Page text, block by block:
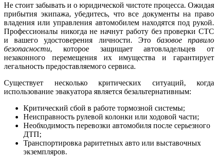
Не стоит забывать и о юридической чистоте процесса. Ожидая
прибытия экипажа, убедитесь, что все документы на право
владения или управления автомобилем находятся под рукой.
Профессионалы никогда не начнут работу без проверки СТС
и вашего удостоверения личности. Это базовое правило
безопасности, которое защищает автовладельцев от
незаконного перемещения их имущества и гарантирует
легальность предоставляемого сервиса.
Существует несколько критических ситуаций, когда
использование эвакуатора является безальтернативным:
Критический сбой в работе тормозной системы;
Неисправность рулевой колонки или ходовой части;
Необходимость перевозки автомобиля после серьезного
ДТП;
Транспортировка раритетных авто или выставочных
экземпляров.